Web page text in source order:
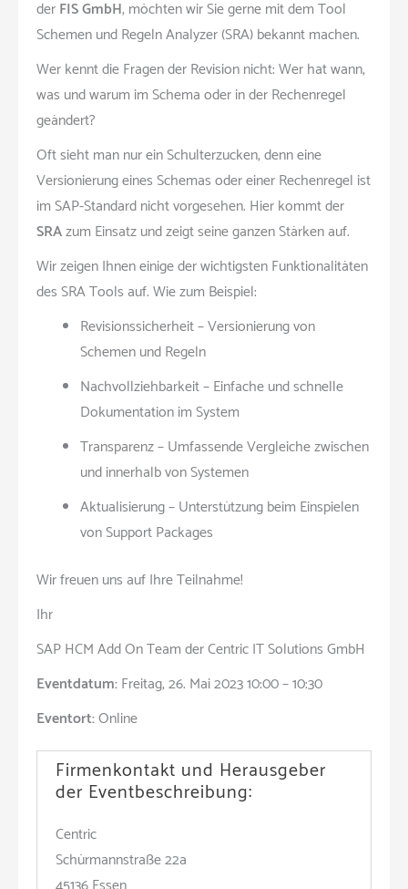
derFIS GmbH, möchten wir Sie gerne mit dem Tool
Schemen und Regeln Analyzer (SRA) bekannt machen.
Wer kennt die Fragen der Revision nicht: Wer hat wann,
was und warum im Schema oder in der Rechenregel
geändert?
Oft sieht man nur ein Schulterzucken, denn eine
Versionierung eines Schemas oder einer Rechenregel ist
im SAP-Standard nicht vorgesehen. Hier kommt der
SRAzum Einsatz und zeigt seine ganzen Stärken auf.
Wir zeigen Ihnen einige der wichtigsten Funktionalitäten
des SRA Tools auf. Wie zum Beispiel:
Revisionssicherheit – Versionierung von
Schemen und Regeln
Nachvollziehbarkeit – Einfache und schnelle
Dokumentation im System
Transparenz – Umfassende Vergleiche zwischen
und innerhalb von Systemen
Aktualisierung – Unterstützung beim Einspielen
von Support Packages
Wir freuen uns auf Ihre Teilnahme!
Ihr
SAP HCM Add On Team der Centric IT Solutions GmbH
Eventdatum:Freitag, 26. Mai 2023 10:00 – 10:30
Eventort:Online
Firmenkontakt und Herausgeber
der Eventbeschreibung:
Centric
Schürmannstraße 22a